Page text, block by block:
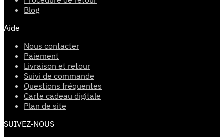
Blog
Aide
Nous contacter
Paiement
Livraison et retour
Suivi de commande
Questions fréquentes
Carte cadeau digitale
Plan de site
SUIVEZ-NOUS